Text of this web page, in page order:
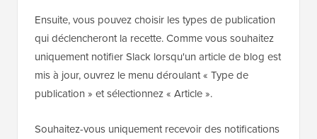
Ensuite, vous pouvez choisir les types de publication
qui déclencheront la recette. Comme vous souhaitez
uniquement notifier Slack lorsqu'un article de blog est
mis à jour, ouvrez le menu déroulant « Type de
publication » et sélectionnez « Article ».
Souhaitez-vous uniquement recevoir des notifications